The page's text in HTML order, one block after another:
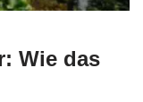
Wie das